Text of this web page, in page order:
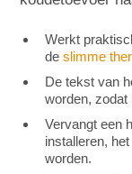
Werkt
de slimme
De tekst van
worden, zodat
Vervangt een
installeren,
worden.